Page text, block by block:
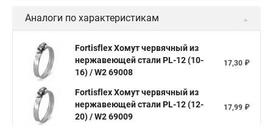
Хомут 24
Номера хомутов Хомут обжимной для труб
Хомут нейлоновый белый Хомут трубный 2 Хомут 500
Хомут червячный norma
Окпд 2 хомуты Хомут на 3д забор
Хомут нержавеющая сталь купить
Аналоги по характеристикам
Fortisflex Хомут червячный из
нержавеющей стали PL-12 (10-
16) / W2 69008
17,30 ₽
Fortisflex Хомут червячный из
нержавеющей стали PL-12 (12-
20) / W2 69009
17,99 ₽